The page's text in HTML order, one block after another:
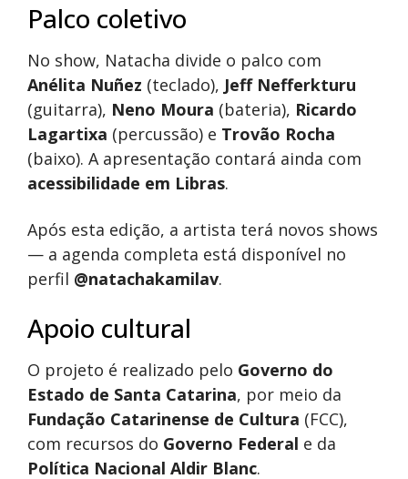
Palco coletivo
No show, Natacha divide o palco com
Anélita Nuñez (teclado), Jeff Nefferkturu
(guitarra), Neno Moura (bateria), Ricardo
Lagartixa (percussão) e Trovão Rocha
(baixo). A apresentação contará ainda com
acessibilidade em Libras.
Após esta edição, a artista terá novos shows
— a agenda completa está disponível no
perfil @natachakamilav.
Apoio cultural
O projeto é realizado pelo Governo do
Estado de Santa Catarina, por meio da
Fundação Catarinense de Cultura (FCC),
com recursos do Governo Federal e da
Política Nacional Aldir Blanc.